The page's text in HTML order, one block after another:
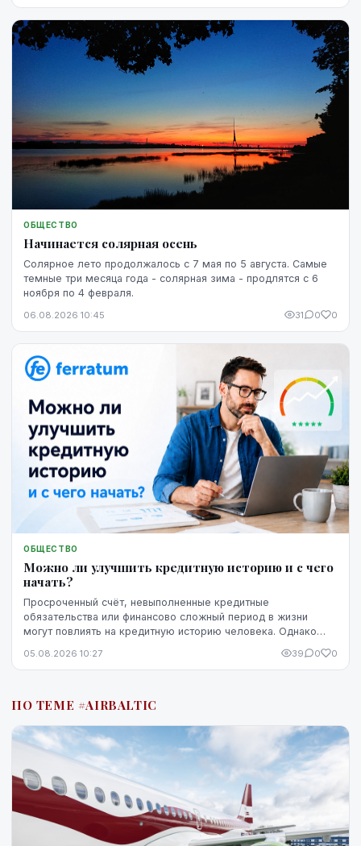
ОБЩЕСТВО
Начинается солярная осень
Солярное лето продолжалось с 7 мая по 5 августа. Самые
темные три месяца года - солярная зима - продлятся с 6
ноября по 4 февраля.
06.08.2026 10:45 31 0 0
ОБЩЕСТВО
Можно ли улучшить кредитную историю и с чего
начать?
Просроченный счёт, невыполненные кредитные
обязательства или финансово сложный период в жизни
могут повлиять на кредитную историю человека. Однако
невозможно изменить. Кредитную историю можно
действия.
05.08.2026 10:27 39 0 0
ПО ТЕМЕ #АIRBALTIC